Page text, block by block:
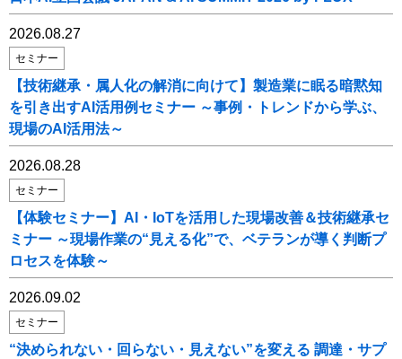
2026.08.27
セミナー
【技術継承・属人化の解消に向けて】製造業に眠る暗黙知
を引き出すAI活用例セミナー ～事例・トレンドから学ぶ、
現場のAI活用法～
2026.08.28
セミナー
【体験セミナー】AI・IoTを活用した現場改善＆技術継承セ
ミナー ～現場作業の“見える化”で、ベテランが導く判断プ
ロセスを体験～
2026.09.02
セミナー
“決められない・回らない・見えない”を変える 調達・サプ